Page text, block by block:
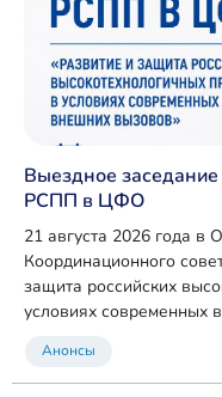
Выездное
РСПП в ЦФО
21 августа 2026 года в
Координационного
защита российских
условиях современных
Анонсы